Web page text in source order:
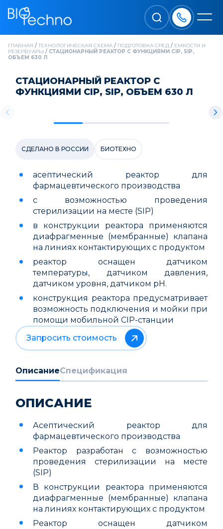
ГЛАВНАЯ / ТЕХНОЛОГИЧЕСКАЯ СХЕМА / ПОДГОТОВКА СРЕД / ЕМКОСТИ И
РЕЗЕРВУАРЫ / CТАЦИОНАРНЫЙ РЕАКТОР С ФУНКЦИЯМИ CIP, SIP,
ОБЪЕМ 630 Л
CТАЦИОНАРНЫЙ РЕАКТОР С
ФУНКЦИЯМИ CIP, SIP, ОБЪЕМ 630 Л
СДЕЛАНО В РОССИИ БИОТЕХНО
асептический реактор для
фармацевтического производства
с возможностью проведения
стерилизации на месте (SIP)
в конструкции реактора применяются
диафрагменные (мембранные) клапана
на линиях контактирующих с продуктом
реактор оснащен датчиком
температуры, датчиком давления,
датчиком уровня, датчиком рН.
конструкция реактора предусматривает
возможность подключения и мойки при
помощи мобильной CIP-станции
Запросить стоимость
ОписаниеСпецификация
ОПИСАНИЕ
Асептический реактор для
фармацевтического производства
Реактор разработан с возможностью
проведения стерилизации на месте
(SIP)
В конструкции реактора применяются
диафрагменные (мембранные) клапана
на линиях контактирующих с продуктом
Реактор оснащен датчиком